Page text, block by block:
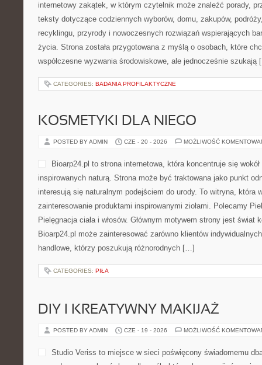
internetowy zakątek, w którym czytelnik może znaleźć porady,
teksty dotyczące codziennych wyborów, domu, zakupów,
recyklingu, przyrody i nowoczesnych rozwiązań wspierających
życia. Strona została przygotowana z myślą o osobach, które
współczesne wyzwania środowiskowe, ale jednocześnie
CATEGORIES: BADANIA PROFILAKTYCZNE
KOSMETYKI DLA NIEGO
POSTED BY ADMIN CZE - 20 - 2026 MOŻLIWOŚĆ
Bioarp24.pl to strona internetowa, która koncentruje się
inspirowanych naturą. Strona może być traktowana jako punkt
interesują się naturalnym podejściem do urody. To witryna, która
zainteresowanie produktami inspirowanymi ziołami. Polecamy
Pielęgnacja ciała i włosów. Głównym motywem strony jest świat
Bioarp24.pl może zainteresować zarówno klientów
handlowe, którzy poszukują różnorodnych […]
CATEGORIES: PIŁA
DIY I KREATYWNY MAKIJAŻ
POSTED BY ADMIN CZE - 19 - 2026 MOŻLIWOŚĆ
Studio Veriss to miejsce w sieci poświęcony świadomemu